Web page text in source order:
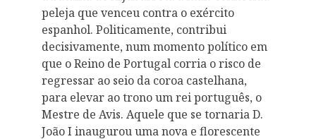
peleja que venceu contra o exército
espanhol. Politicamente, contribui
decisivamente, num momento político em
que o Reino de Portugal corria o risco de
regressar ao seio da coroa castelhana,
para elevar ao trono um rei português, o
Mestre de Avis. Aquele que se tornaria D.
João I inaugurou uma nova e florescente